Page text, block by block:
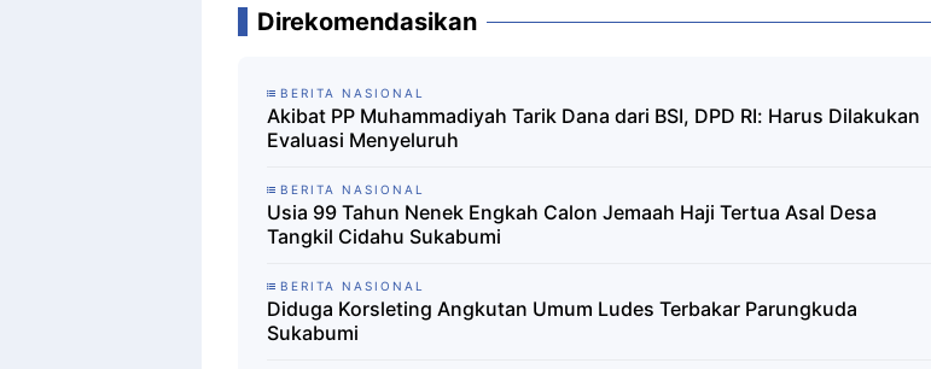
Direkomendasikan
BERITA NASIONAL
Akibat PP Muhammadiyah Tarik Dana dari BSI, DPD RI: Harus Dilakukan
Evaluasi Menyeluruh
BERITA NASIONAL
Usia 99 Tahun Nenek Engkah Calon Jemaah Haji Tertua Asal Desa
Tangkil Cidahu Sukabumi
BERITA NASIONAL
Diduga Korsleting Angkutan Umum Ludes Terbakar Parungkuda
Sukabumi